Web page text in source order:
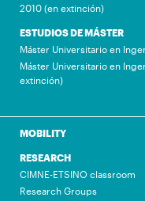
2010 (en extinción)
ESTUDIOS DE MÁSTER
Máster Universitario en
Máster Universitario en
extinción)
MOBILITY
RESEARCH
CIMNE-ETSINO classroom
Research Groups